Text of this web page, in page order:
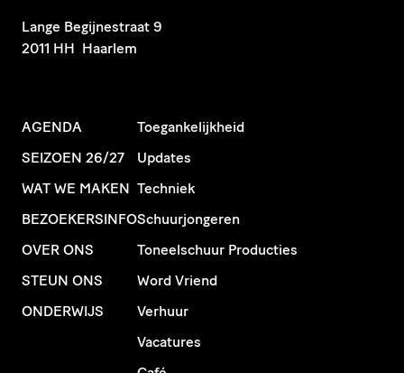
​Lange Begijnestraat 9
2011 HH Haarlem
AGENDA
SEIZOEN 26/27
WAT WE MAKEN
BEZOEKERSINFO
OVER ONS
STEUN ONS
ONDERWIJS
Toegankelijkheid
Updates
Techniek
Schuurjongeren
Toneelschuur Producties
Word Vriend
Verhuur
Vacatures